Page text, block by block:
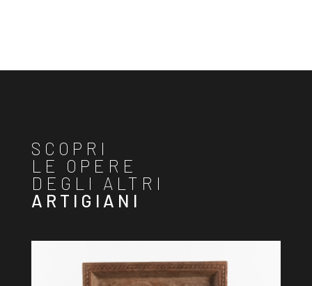
SCOPRI
LE OPERE
DEGLI ALTRI
ARTIGIANI